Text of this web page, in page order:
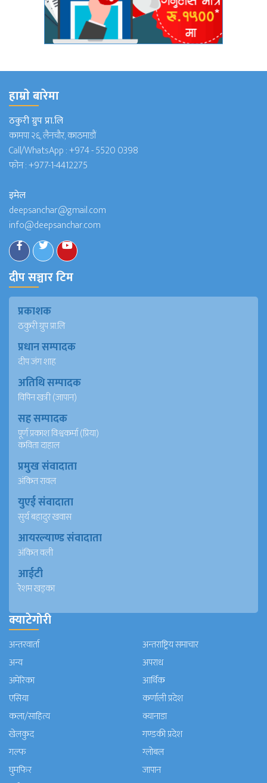
हाम्राे बारेमा
ठकुरी ग्रुप प्रा.लि
कामपा २६, लैनचौर, काठमाडौं
Call/WhatsApp :+974 - 5520 0398
फोन :+977-1-4412275
इमेल
deepsanchar@gmail.com
info@deepsanchar.com
दीप सञ्चार टिम
प्रकाशक
ठकुरी ग्रुप प्रा.लि
प्रधान सम्पादक
दीप जंग शाह
अतिथि सम्पादक
विपिन खत्री (जापान)
सह सम्पादक
पूर्ण प्रकाश विश्वकर्मा (प्रिया)
कविता दाहाल
प्रमुख संवादाता
अंकित रावल
युएई संवादाता
सुर्य बहादुर खवास
आयरल्याण्ड संवादाता
अंकित वली
आईटी
रेशम खड्का
क्याटेगोरी
अन्तरवार्ता
अन्तराष्ट्रिय समाचार
अन्य
अपराध
अमेरिका
आर्थिक
एसिया
कर्णाली प्रदेश
कला/साहित्य
क्यानाडा
खेलकुद
गण्डकी प्रदेश
गल्फ
ग्लोबल
घुमफिर
जापान